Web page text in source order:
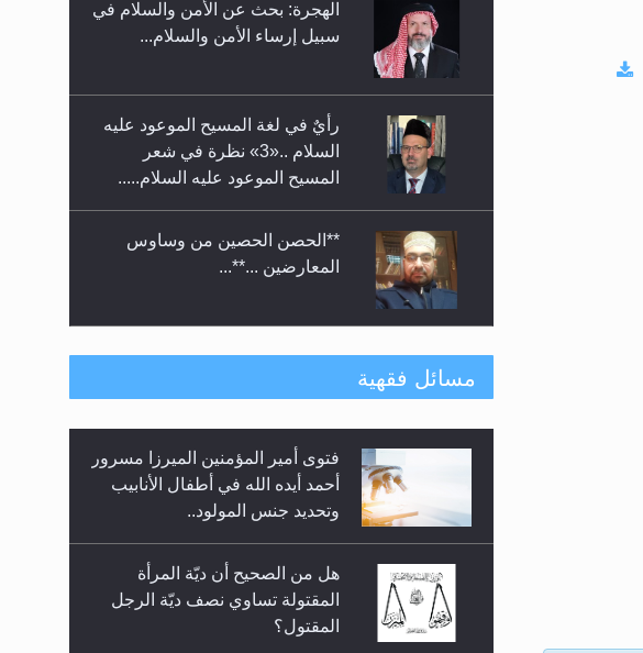
حفل توزيع الشهادات في الجامعة
الأحمدية بنيجيريا لعام 2025
الهجرة: بحث عن الأمن والسلام في
سبيل إرساء الأمن والسلام...
رأيٌ في لغة المسيح الموعود عليه
السلام ..«3» نظرة في شعر
المسيح الموعود عليه السلام.....
**الحصن الحصين من وساوس
المعارضين ...**...
متطلَّبات التّحريك الجديد...
رأيٌ في لغة المسيح الموعود عليه
السلام.. 4...
مسائل فقهية
فتوى أمير المؤمنين الميرزا مسرور
أحمد أيده الله في أطفال الأنابيب
وتحديد جنس المولود..
هل من الصحيح أن ديّة المرأة
المقتولة تساوي نصف ديّة الرجل
المقتول؟